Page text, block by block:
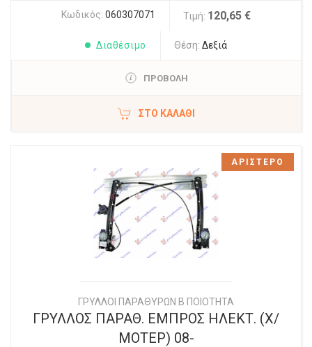
Κωδικός: 060307071 Τιμή: 120,65 €
Διαθέσιμο Θέση: Δεξιά
ΠΡΟΒΟΛΗ
ΣΤΟ ΚΑΛΆΘΙ
ΓΡΥΛΛΟΙ ΠΑΡΑΘΥΡΩΝ Β ΠΟΙΟΤΗΤΑ
ΓΡΥΛΛΟΣ ΠΑΡΑΘ. ΕΜΠΡΟΣ ΗΛΕΚΤ. (Χ/
ΜΟΤΕΡ) 08-
ΑΡΙΣΤΕΡΟ